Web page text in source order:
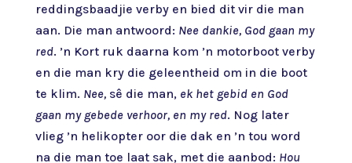
reddingsbaadjie verby en bied dit vir die man
aan. Die man antwoord: Nee dankie, God gaan my
red. ’n Kort ruk daarna kom ’n motorboot verby
en die man kry die geleentheid om in die boot
te klim. Nee,sê die man, ek het gebid en God
gaan my gebede verhoor, en my red. Nog later
vlieg ’n helikopter oor die dak en ’n tou word
na die man toe laat sak, met die aanbod: Hou